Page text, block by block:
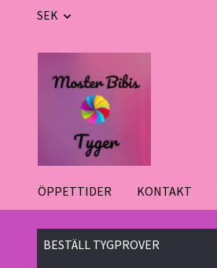
SEK
ÖPPETTIDER KONTAKT
BESTÄLL TYGPROVER